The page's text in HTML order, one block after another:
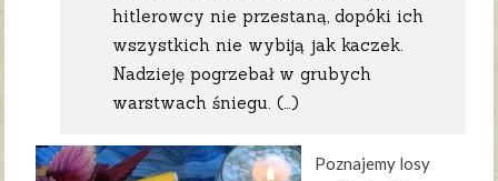
hitlerowcy nie przestaną, dopóki ich
wszystkich nie wybiją jak kaczek.
Nadzieję pogrzebał w grubych
warstwach śniegu. (…)
Poznajemy losy